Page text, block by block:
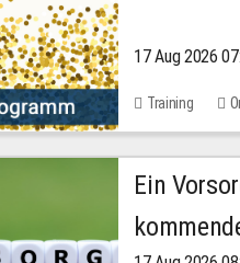
17 Aug 2026
Training
Ein